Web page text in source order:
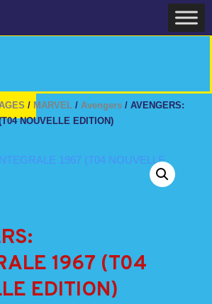
/ MARVEL / Avengers / AVENGERS:
NOUVELLE EDITION)
1967 (T04
EDITION)